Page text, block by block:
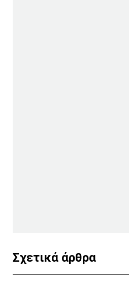
Σχετικά άρθρα